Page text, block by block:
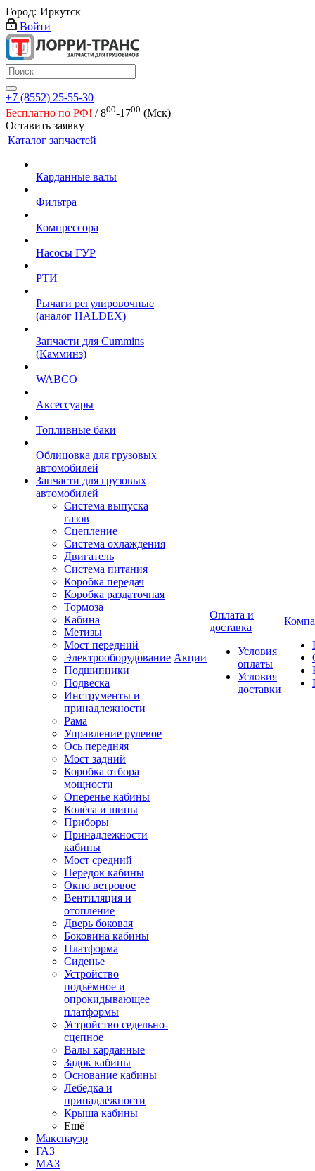
Город: Иркутск
Войти
+7 (8552) 25-55-30
Бесплатно по РФ! / 800-1700 (Мск)
Оставить заявку
Каталог запчастей
Карданные валы
Фильтра
Компрессора
Насосы ГУР
РТИ
Рычаги регулировочные
(аналог HALDEX)
Запчасти для Cummins
(Камминз)
WABCO
Аксессуары
Топливные баки
Облицовка для грузовых
автомобилей
Запчасти для грузовых
автомобилей
Система выпуска
газов
Сцепление
Система охлаждения
Двигатель
Система питания
Коробка передач
Коробка раздаточная
Тормоза
Кабина
Метизы
Мост передний
Электрооборудование
Подшипники
Подвеска
Инструменты и
принадлежности
Рама
Управление рулевое
Ось передняя
Мост задний
Коробка отбора
мощности
Оперенье кабины
Колёса и шины
Приборы
Принадлежности
кабины
Мост средний
Передок кабины
Окно ветровое
Вентиляция и
отопление
Дверь боковая
Боковина кабины
Платформа
Сиденье
Устройство
подъёмное и
опрокидывающее
платформы
Устройство седельно-
сцепное
Валы карданные
Задок кабины
Основание кабины
Лебедка и
принадлежности
Крыша кабины
Ещё
Макспауэр
ГАЗ
МАЗ
Акции
Оплата и
доставка
Условия
оплаты
Условия
доставки